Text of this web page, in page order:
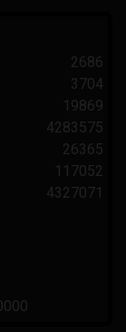
2686
3704
19869
4283575
26365
117052
4327071